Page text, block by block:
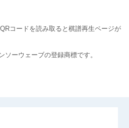
コードを読み取ると棋譜再生ページが
ーウェーブの登録商標です。